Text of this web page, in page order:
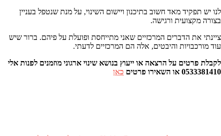
לנו יש תפקיד מאד חשוב בתיכנון ויישום השינוי, על מנת שנטפל בעניין
בצורה מקצועית ורגישה.
ציינתי את הדברים המרכזיים שאני מתייחסת ופועלת על פיהם. ברור שיש
עוד מורכבויות והיבטים, אלה הם המרכזיים לדעתי.
לקבלת פרטים על הרצאה או ייעוץ בנושא שינוי ארגוני מוזמנים לפנות אלי
0533381410 או השאירו פרטים
כאן